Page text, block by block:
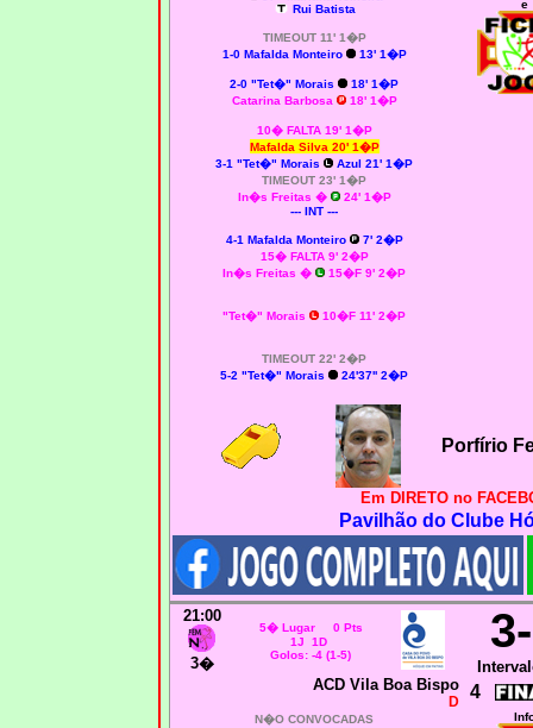
Rui Batista
TIMEOUT 11' 1�P
1-0 Mafalda Monteiro
13' 1�P
2-0 "Tet�" Morais
18' 1�P
Catarina Barbosa
18' 1�P
10� FALTA 19' 1�P
Mafalda Silva 20' 1�P
3-1 "Tet�" Morais
Azul 21' 1�P
TIMEOUT 23' 1�P
In�s Freitas �
24' 1�P
--- INT ---
4-1 Mafalda Monteiro
7' 2�P
15� FALTA 9' 2�P
In�s Freitas �
15�F 9' 2�P
"Tet�" Morais 10�F 11' 2�P
TIMEOUT 22' 2�P
5-2 "Tet�" Morais
24'37'' 2�P
e
Porfírio
Em DIRETO no
Pavilhão do Clube
21:00
3�
5� Lugar 0 Pts
1J 1D
Golos: -4 (1-5)
ACD Vila Boa Bispo
D 4
N�O CONVOCADAS